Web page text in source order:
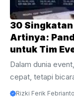
30 Singkatan
Artinya:
untuk Tim
Dalam dunia
cepat, tetapi
Singkatan Dunia
Rizki Ferik Febrianto